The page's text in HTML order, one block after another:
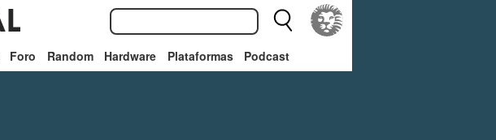
Foro Random Hardware Plataformas Podcast